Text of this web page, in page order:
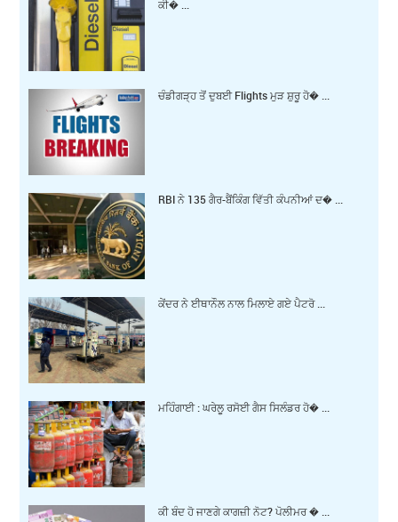
ਕੀ� ...
ਚੰਡੀਗੜ੍ਹ ਤੋਂ ਦੁਬਈ Flights ਮੁੜ ਸ਼ੁਰੂ ਹੋ� ...
RBI ਨੇ 135 ਗੈਰ-ਬੈਂਕਿੰਗ ਵਿੱਤੀ ਕੰਪਨੀਆਂ ਦ� ...
ਕੇਂਦਰ ਨੇ ਈਥਾਨੌਲ ਨਾਲ ਮਿਲਾਏ ਗਏ ਪੈਟਰੋ ...
ਮਹਿੰਗਾਈ : ਘਰੇਲੂ ਰਸੋਈ ਗੈਸ ਸਿਲੰਡਰ ਹੋ� ...
ਕੀ ਬੰਦ ਹੋ ਜਾਣਗੇ ਕਾਗਜ਼ੀ ਨੋਟ? ਪੋਲੀਮਰ � ...